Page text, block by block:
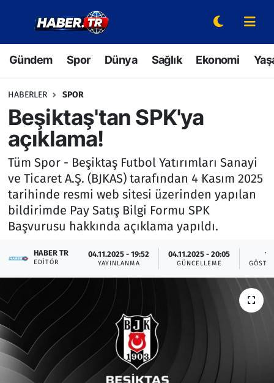
Gündem Spor Dünya Sağlık Ekonomi
HABERLER SPOR
Beşiktaş'tan SPK'ya
açıklama!
Tüm Spor - Beşiktaş Futbol Yatırımları Sanayi
ve Ticaret A.Ş. (BJKAS) tarafından 4 Kasım 2025
tarihinde resmi web sitesi üzerinden yapılan
bildirimde Pay Satış Bilgi Formu SPK
Başvurusu hakkında açıklama yapıldı.
HABER TR
EDITÖR
04.11.2025 - 19:52
YAYINLANMA
04.11.2025 - 20:05
GÜNCELLEME
1
Gündem
Spor
Dünya
Sağlık
Ekonomi
Yaşam
Hava Durumu
Bilim ve Teknoloji
Çevre & Doğa
Eğitim
Turizm
Hava Durumu
Trafik Durumu
Süper Lig Puan Durumu ve Fikstür
Tüm Manşetler
Son Dakika Haberleri
Haber Arşivi